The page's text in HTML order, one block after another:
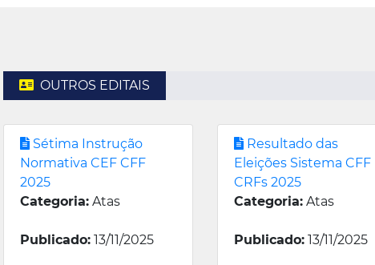
OUTROS EDITAIS
Sétima Instrução
Normativa CEF CFF
2025
Categoria: Atas
Publicado: 13/11/2025
Resultado das
Eleições Sistema CFF
CRFs 2025
Categoria:Atas
Publicado:13/11/2025